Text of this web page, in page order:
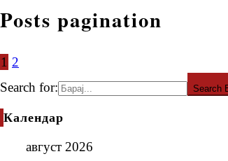
Posts pagination
1 2
Search for:
Search
Календар
август 2026